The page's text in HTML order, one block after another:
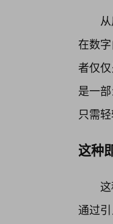
在数
者仅
是一
只需
这种
通过